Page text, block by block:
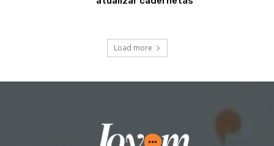
Load more